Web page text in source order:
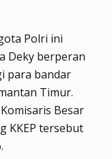
Polri ini
Deky berperan
para bandar
Timur.
Besar
KKEP tersebut